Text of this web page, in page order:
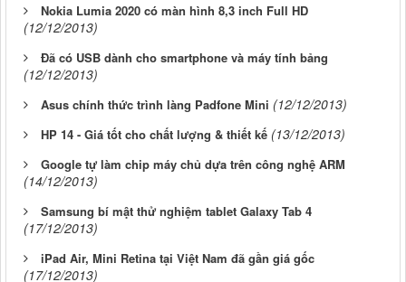
Nokia Lumia 2020 có màn hình 8,3 inch Full HD
(12/12/2013)
Đã có USB dành cho smartphone và máy tính bảng
(12/12/2013)
Asus chính thức trình làng Padfone Mini (12/12/2013)
HP 14 - Giá tốt cho chất lượng & thiết kế (13/12/2013)
Google tự làm chip máy chủ dựa trên công nghệ ARM
(14/12/2013)
Samsung bí mật thử nghiệm tablet Galaxy Tab 4
(17/12/2013)
iPad Air, Mini Retina tại Việt Nam đã gần giá gốc
(17/12/2013)